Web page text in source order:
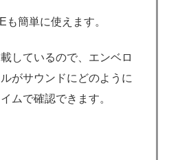
も簡単に使えます。
しているので、エンベロ
がサウンドにどのように
ムで確認できます。